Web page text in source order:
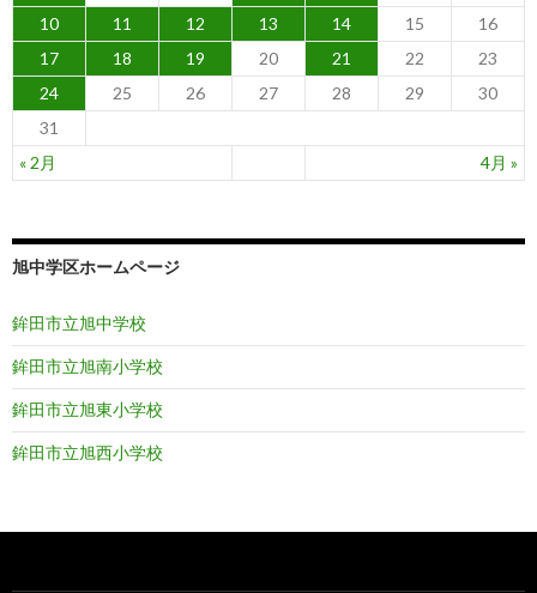
« 2月 4月 »
10
11 12 13 14 15
16
17
18 19 20 21 22
23
24
25 26 27 28 29
30
31
旭中学区ホームページ
鉾田市立旭中学校
鉾田市立旭南小学校
鉾田市立旭東小学校
鉾田市立旭西小学校